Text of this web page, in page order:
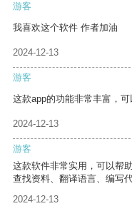
游客
我喜欢这个软件 作者加油
2024-12-13
游客
这款app的功能非常丰富，可
2024-12-13
游客
这款软件非常实用，可以帮
查找资料、翻译语言、编写代
2024-12-13